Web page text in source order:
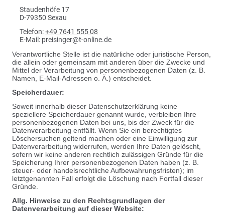
Staudenhöfe 17
D-79350 Sexau
Telefon:+49 7641 555 08
E-Mail: preisinger@t-online.de
Verantwortliche Stelle ist die natürliche oder juristische Person,
die allein oder gemeinsam mit anderen über die Zwecke und
Mittel der Verarbeitung von personenbezogenen Daten (z. B.
Namen, E-Mail-Adressen o. Ä.) entscheidet.
Speicherdauer:
Soweit innerhalb dieser Datenschutzerklärung keine
speziellere Speicherdauer genannt wurde, verbleiben Ihre
personenbezogenen Daten bei uns, bis der Zweck für die
Datenverarbeitung entfällt. Wenn Sie ein berechtigtes
Löschersuchen geltend machen oder eine Einwilligung zur
Datenverarbeitung widerrufen, werden Ihre Daten gelöscht,
sofern wir keine anderen rechtlich zulässigen Gründe für die
Speicherung Ihrer personenbezogenen Daten haben (z. B.
steuer- oder handelsrechtliche Aufbewahrungsfristen); im
letztgenannten Fall erfolgt die Löschung nach Fortfall dieser
Gründe.
Allg. Hinweise zu den Rechtsgrundlagen der
Datenverarbeitung auf dieser Website: